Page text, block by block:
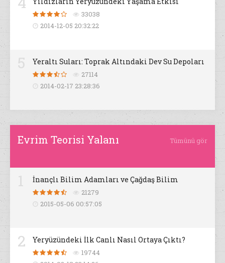
33038
2014-12-05 20:32:22
Yeraltı Suları: Toprak Altındaki Dev Su Depoları
27114
2014-02-17 23:28:36
Evrim Teorisi Yalanı Tümünü gör
İnançlı Bilim Adamları ve Çağdaş Bilim
21279
2015-05-06 00:57:05
2 Yeryüzündeki İlk Canlı Nasıl Ortaya Çıktı?
19744